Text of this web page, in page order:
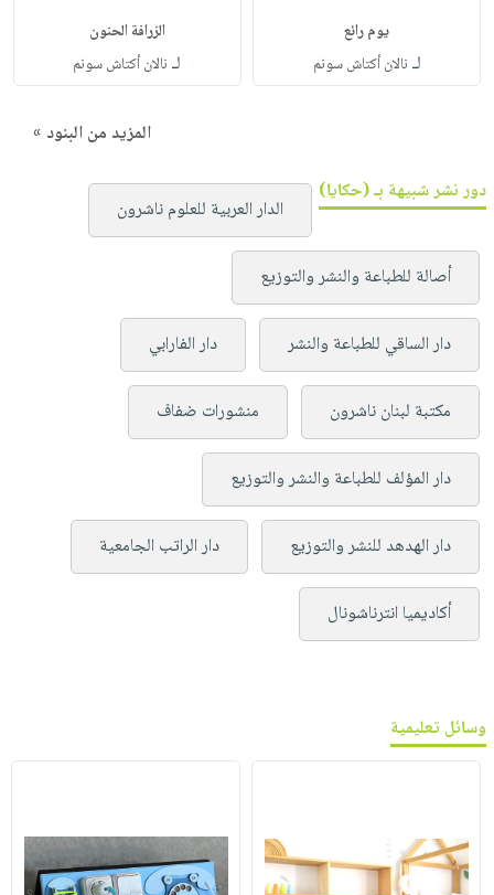
يوم رائع
لـ نالان أكتاش سونم
الزرافة الحنون
لـ نالان أكتاش سونم
المزيد من البنود »
دور نشر شبيهة بـ (حكايا)
الدار العربية للعلوم ناشرون
أصالة للطباعة والنشر والتوزيع
دار الساقي للطباعة والنشر دار الفارابي
مكتبة لبنان ناشرون منشورات ضفاف
دار المؤلف للطباعة والنشر والتوزيع
دار الهدهد للنشر والتوزيع دار الراتب الجامعية
أكاديميا انترناشونال
وسائل تعليمية